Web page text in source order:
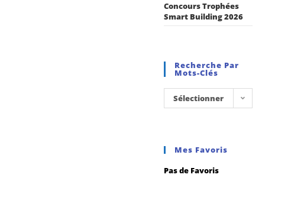
Concours Trophées
Smart Building 2026
Recherche Par
Mots-Clés
Sélectionner
Mes Favoris
Pas de Favoris